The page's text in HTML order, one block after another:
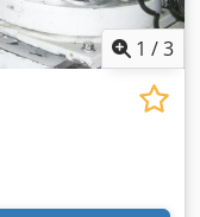
1 /3